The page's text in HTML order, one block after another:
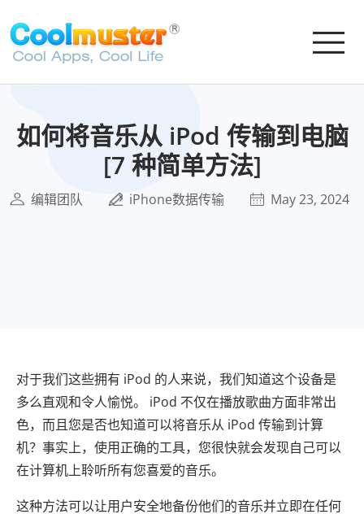
如何将音乐从 iPod 传输到电脑
[7 种简单方法]
编辑团队 iPhone数据传输 May 23, 2024
对于我们这些拥有 iPod 的人来说，我们知道这个设备是
多么直观和令人愉悦。 iPod 不仅在播放歌曲方面非常出
色，而且您是否也知道可以将音乐从 iPod 传输到计算
机？事实上，使用正确的工具，您很快就会发现自己可以
在计算机上聆听所有您喜爱的音乐。
这种方法可以让用户安全地备份他们的音乐并立即在任何